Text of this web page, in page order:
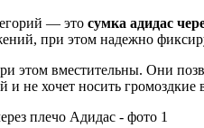
— это сумка адидас
при этом надежно
этом вместительны. Они
не хочет носить громоздкие